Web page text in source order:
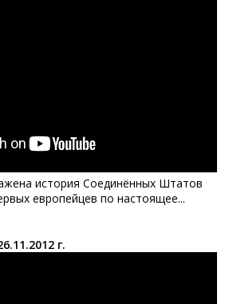
история Соединённых Штатов
европейцев по настоящее...
г.